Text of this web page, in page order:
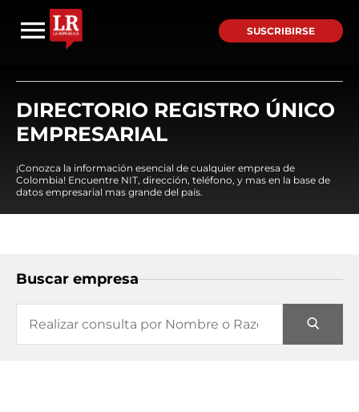
SUSCRIBIRSE
DIRECTORIO REGISTRO ÚNICO
EMPRESARIAL
¡Conozca la información esencial de cualquier empresa de
Colombia! Encuentre NIT, dirección, teléfono, y mas en la base de
datos empresarial mas grande del país.
Buscar empresa